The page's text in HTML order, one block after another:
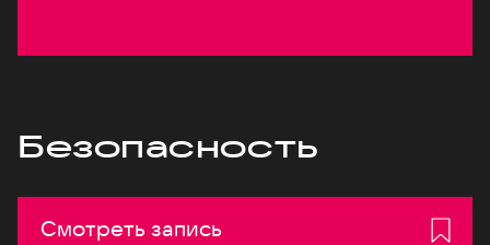
Безопасность
Смотреть запись